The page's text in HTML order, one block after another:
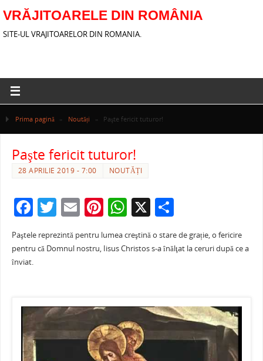
VRĂJITOARELE DIN ROMÂNIA
SITE-UL VRAJITOARELOR DIN ROMANIA.
Prima pagină » Noutăți » Paşte fericit tuturor!
Paşte fericit tuturor!
28 APRILIE 2019 - 7:00 NOUTĂȚI
F
c
e
o
o
k
T
w
itt
E
ai
Pi
er
W
at
p
p
X P
ar
ta
ză
Paştele reprezintă pentru lumea creştină o stare de grație, o fericire
pentru că Domnul nostru, Iisus Christos s-a înălţat la ceruri după ce a
înviat.